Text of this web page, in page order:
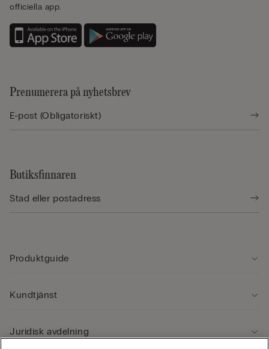
officiella app.
Prenumerera på nyhetsbrev
Butiksfinnaren
Produktguide
Kundtjänst
Juridisk avdelning